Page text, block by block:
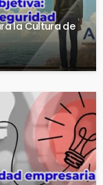
la Cultura de